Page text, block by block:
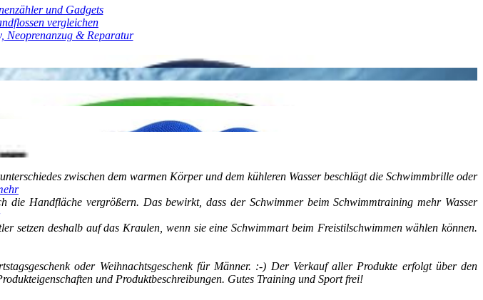
und Gadgets
vergleichen
Neoprenanzug & Reparatur
zwischen dem warmen Körper und dem kühleren Wasser beschlägt die Schwimmbrille oder
Handfläche vergrößern. Das bewirkt, dass der Schwimmer beim Schwimmtraining mehr Wasser
deshalb auf das Kraulen, wenn sie eine Schwimmart beim Freistilschwimmen wählen können.
oder Weihnachtsgeschenk für Männer. :-) Der Verkauf aller Produkte erfolgt über den
und Produktbeschreibungen. Gutes Training und Sport frei!